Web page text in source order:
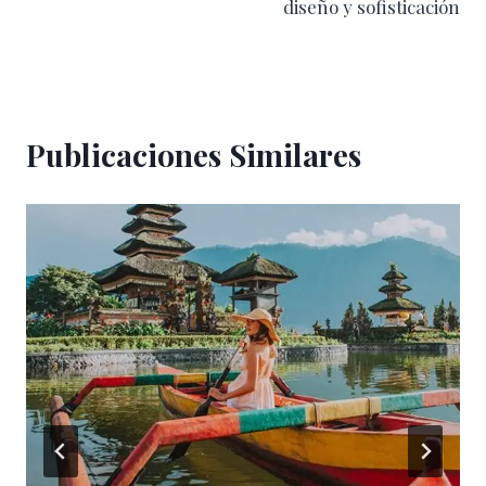
diseño y sofisticación
Publicaciones Similares